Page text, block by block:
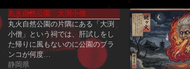
丸火自然公園 大渕小僧
丸火自然公園の片隅にある「大渕
小僧」という祠では、肝試しをし
た帰りに風もないのに公園のブラ
ンコが何度…
静岡県